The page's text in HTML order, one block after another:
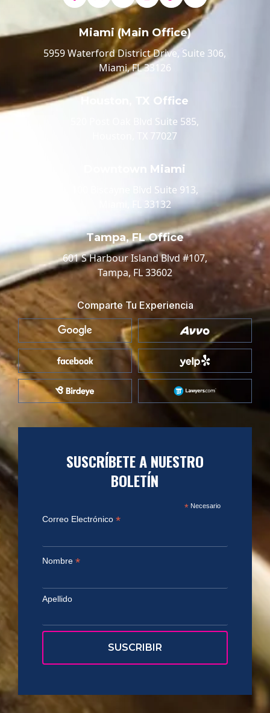
Miami (Main Office)
5959 Waterford District Drive, Suite 306,
Miami, FL 33126
Houston, TX Office
520 Post Oak Blvd Suite 585,
Houston, TX 77027
Downtown Miami
100 Biscayne Blvd Suite 913,
Miami, FL 33132
Tampa, FL Office
601 S Harbour Island Blvd #107,
Tampa, FL 33602
Comparte Tu Experiencia
SUSCRÍBETE A NUESTRO
BOLETÍN
*Necesario
Correo Electrónico *
Nombre *
Apellido